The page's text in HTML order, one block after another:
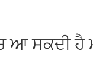
ਆ ਸਕਦੀ ਹੈ